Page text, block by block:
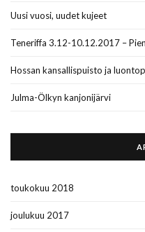
Uusi vuosi, uudet kujeet
Teneriffa 3.12-10.12.2017 –
Hossan kansallispuisto ja
Julma-Ölkyn kanjonijärvi
toukokuu 2018
joulukuu 2017